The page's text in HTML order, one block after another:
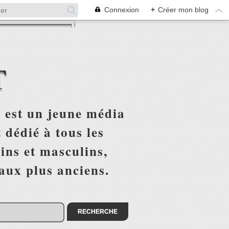
Connexion + Créer mon blog
un jeune média
à tous les
et masculins,
plus anciens.